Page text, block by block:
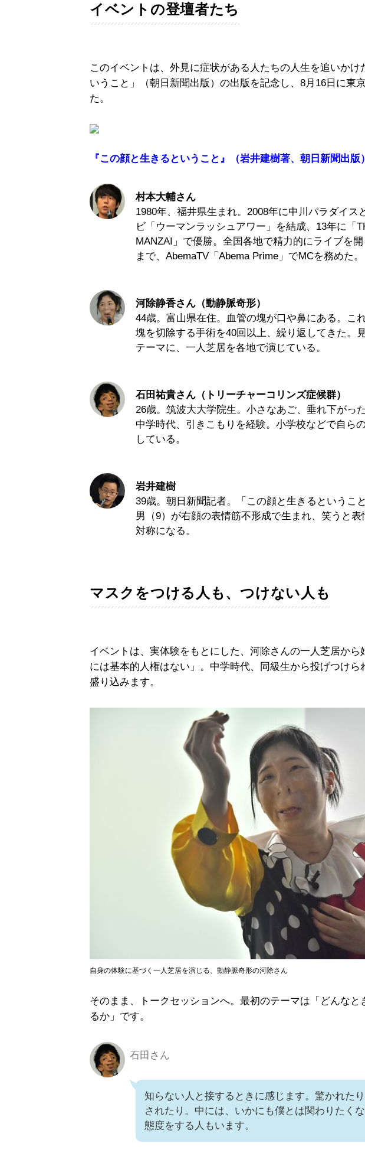
イベントの登壇者たち
このイベントは、外見に症状がある人たちの人生を追いかけ
いうこと」（朝日新聞出版）の出版を記念し、8月16日に東
た。
『この顔と生きるということ』（岩井建樹著、朝日新聞出版）
村本大輔さん
1980年、福井県生まれ。2008年に中川パラダイス
ビ「ウーマンラッシュアワー」を結成、13年に「
MANZAI」で優勝。全国各地で精力的にライブを
まで、AbemaTV「Abema Prime」でMCを務めた。
河除静香さん（動静脈奇形）
44歳。富山県在住。血管の塊が口や鼻にある。こ
塊を切除する手術を40回以上、繰り返してきた。
テーマに、一人芝居を各地で演じている。
石田祐貴さん（トリーチャーコリンズ症候群）
26歳。筑波大大学院生。小さなあご、垂れ下がっ
中学時代、引きこもりを経験。小学校などで自ら
している。
岩井建樹
39歳。朝日新聞記者。「この顔と生きるというこ
男（9）が右顔の表情筋不形成で生まれ、笑うと表
対称になる。
マスクをつける人も、つけない人も
イベントは、実体験をもとにした、河除さんの一人芝居から
には基本的人権はない」。中学時代、同級生から投げつけら
盛り込みます。
自身の体験に基づく一人芝居を演じる、動静脈奇形の河除さん
そのまま、トークセッションへ。最初のテーマは「どんなと
るか」です。
石田さん
知らない人と接するときに感じます。驚かれた
されたり。中には、いかにも僕とは関わりたく
態度をする人もいます。